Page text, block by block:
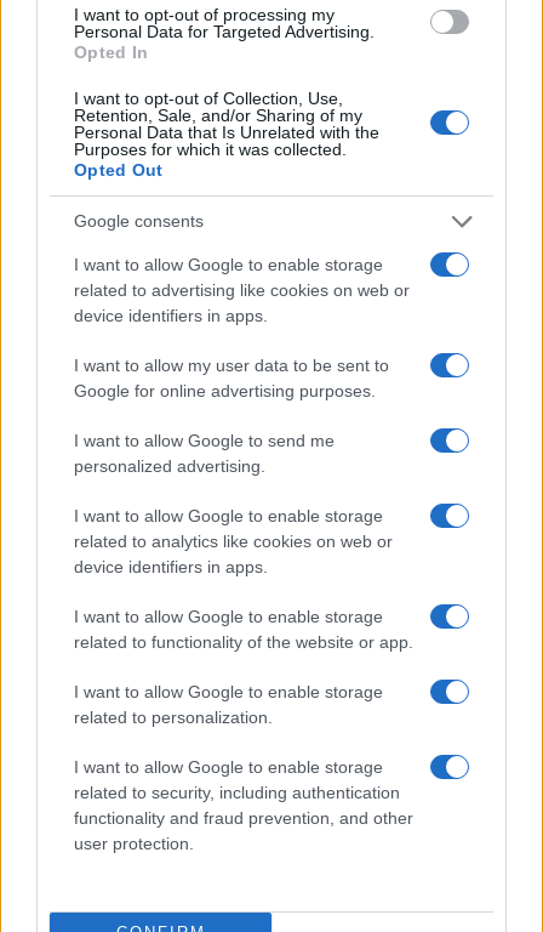
I want to opt-out of processing my
Personal Data for Targeted Advertising.
Opted In
I want to opt-out of Collection, Use,
Retention, Sale, and/or Sharing of my
Personal Data that Is Unrelated with the
Purposes for which it was collected.
Opted Out
Google consents
I want to allow Google to enable storage
related to advertising like cookies on web or
device identifiers in apps.
I want to allow my user data to be sent to
Google for online advertising purposes.
I want to allow Google to send me
personalized advertising.
I want to allow Google to enable storage
related to analytics like cookies on web or
device identifiers in apps.
I want to allow Google to enable storage
related to functionality of the website or app.
I want to allow Google to enable storage
related to personalization.
I want to allow Google to enable storage
related to security, including authentication
functionality and fraud prevention, and other
user protection.
bilancio comunitario.
Ora la Northvolt mira a ristrutturare il suo debito
(da 5,8 miliardi di dollari) e le sue operazioni,
mentre il ceo Peter Carlsson ha presentato le sue
dimissioni, ammettendo di aver perseguito
strategia di crescita troppo aggressiva
. Un
errore frutto dell’integralismo verde che ha colpito
l’Europa nella sua interezza. Nel confronto con la
stampa odierno, la Bernsel ha evidenziato che il
lavoro svolto dalla Commissione sulle batterie,
specie nel contesto dell’Alleanza europea sulle
successo. Abbiamo raggiunto 30 progetti di
gigafactory con una capacità produttiva totale di
167 GWh installati entro il 2023”. C’è da
festeggiare insomma. Robe da matti. E, ancora, il
target di autosufficienza “rimane una priorità” e si
allinea al nascituro Clean Industrial Deal che la
nuova Commissione a guida Ursula von der Leyen
presenterà nei primi 100 giorni del suo mandato.
Franco Lodige, 25 novembre 2024
Nicolaporro.it è anche su Whatsapp. È
essere sempre aggiornati (gratis)